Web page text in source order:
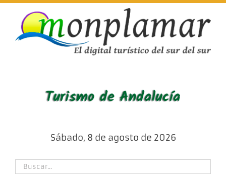
Skip
content
Sábado, 8 de agosto de 2026